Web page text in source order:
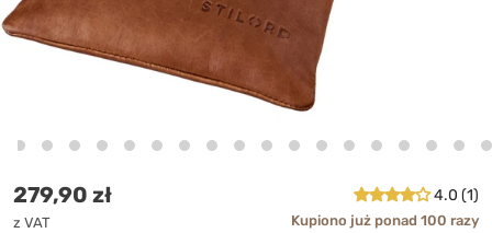
Cena standardowa
279,90 zł
z VAT
4.0 (1)
Kupiono już ponad 100 razy